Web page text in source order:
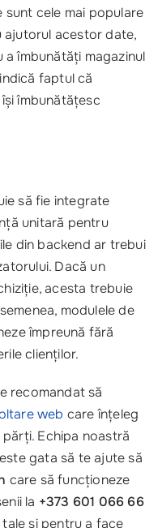
sunt cele mai populare
ajutorul acestor date,
a îmbunătăți magazinul
faptul că
îmbunătățesc
să fie integrate
unitară pentru
din backend ar trebui
Dacă un
acesta trebuie
modulele de
împreună fără
clienților.
recomandat să
web care înțeleg
Echipa noastră
este gata să te ajute să
care să funcționeze
la +373 601 066 66
și pentru a face